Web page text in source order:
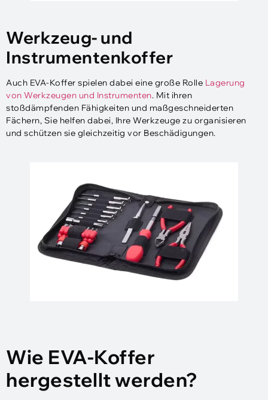
Werkzeug- und
Instrumentenkoffer
Auch EVA-Koffer spielen dabei eine große Rolle Lagerung
von Werkzeugen und Instrumenten. Mit ihren
stoßdämpfenden Fähigkeiten und maßgeschneiderten
Fächern, Sie helfen dabei, Ihre Werkzeuge zu organisieren
und schützen sie gleichzeitig vor Beschädigungen.
Wie EVA-Koffer
hergestellt werden?